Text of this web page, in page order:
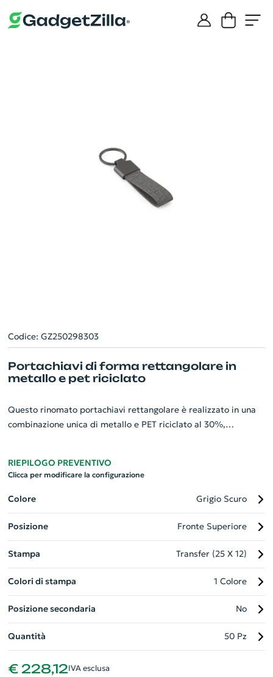
Codice: GZ250298303
Portachiavi di forma rettangolare in
metallo e pet riciclato
Questo rinomato portachiavi rettangolare è realizzato in una
combinazione unica di metallo e PET riciclato al 30%,
sicurezza le vostre chiavi e piccoli oggetti. Misurando 87 x 25 x
kraft di dimensioni 135 x 55 mm, aggiungendo un tocco di
semplicità ed eleganza al prodotto. Fornite un gadget
personalizzato e sostenibile alla vostra azienda!
RIEPILOGO PREVENTIVO
Clicca per modificare la configurazione
Colore Grigio Scuro
Posizione Fronte Superiore
Stampa Transfer (25 X 12)
Colori di stampa 1 Colore
Posizione secondaria No
Quantità 50 Pz
€ 228,12IVA esclusa